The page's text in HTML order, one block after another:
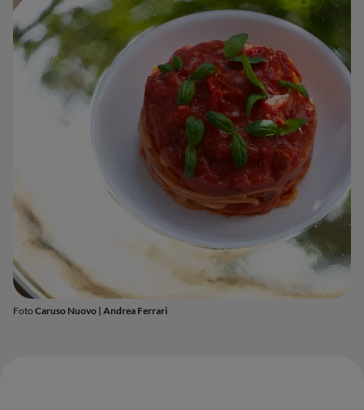
Foto Caruso Nuovo | Andrea Ferrari